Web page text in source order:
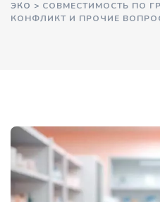
ЭКО > СОВМЕСТИМОСТЬ ПО
КОНФЛИКТ И ПРОЧИЕ